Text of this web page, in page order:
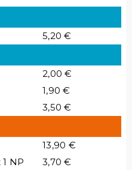
5,20 €
2,00 €
1,90 €
3,50 €
13,90 €
NP 3,70 €